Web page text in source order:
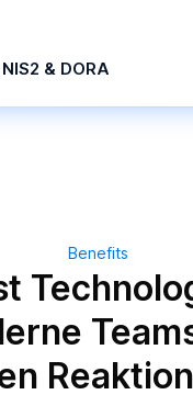
& DORA
Benefits